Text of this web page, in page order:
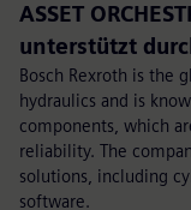
ASSET
unterstützt
Bosch Rexroth is the
hydraulics and is
components, which
reliability. The
solutions, including
software.